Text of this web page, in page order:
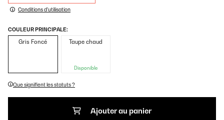
Conditions d'utilisation
COULEUR PRINCIPALE:
Gris Foncé Taupe chaud
Disponible
Que signifient les statuts ?
Ajouter au panier